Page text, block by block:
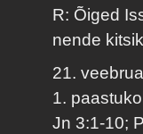
R: Õiged
nende
21.
1.
Jn 3:1-10;